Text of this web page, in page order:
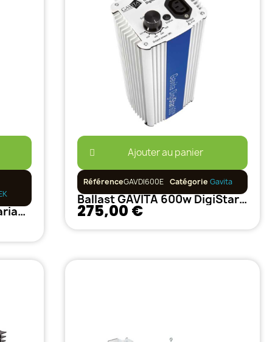
Ballast 600w LUMATEK Variable
Ajouter au panier
RéférenceGAVDI600E CatégorieGavita
Ballast GAVITA 600w DigiStar E-Serie
275,00 €